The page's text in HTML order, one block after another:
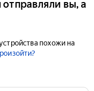
вы, а
похожи на